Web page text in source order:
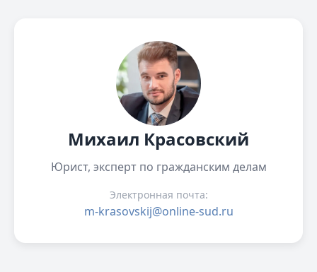
Михаил Красовский
Юрист, эксперт по гражданским делам
Электронная почта:
m-krasovskij@online-sud.ru